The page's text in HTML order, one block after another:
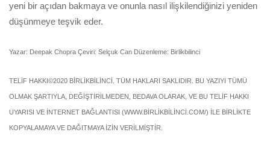
yeni bir açıdan bakmaya ve onunla nasıl ilişkilendiğinizi yeniden
düşünmeye teşvik eder.
Yazar: Deepak Chopra Çeviri: Selçuk Can Düzenleme: Birlikbilinci
TELİF HAKKI©2020 BİRLİKBİLİNCİ. TÜM HAKLARI SAKLIDIR. BU YAZIYI TÜMÜ
OLMAK ŞARTIYLA, DEĞİŞTİRİLMEDEN, BEDAVA OLARAK, VE BU TELİF HAKKI
UYARISI VE İNTERNET BAĞLANTISI (WWW.BİRLİKBİLİNCİ.COM/) İLE BİRLİKTE
KOPYALAMAYA VE DAĞITMAYA İZİN VERİLMİŞTİR.